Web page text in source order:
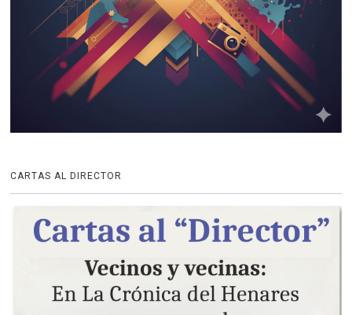
CARTAS AL DIRECTOR